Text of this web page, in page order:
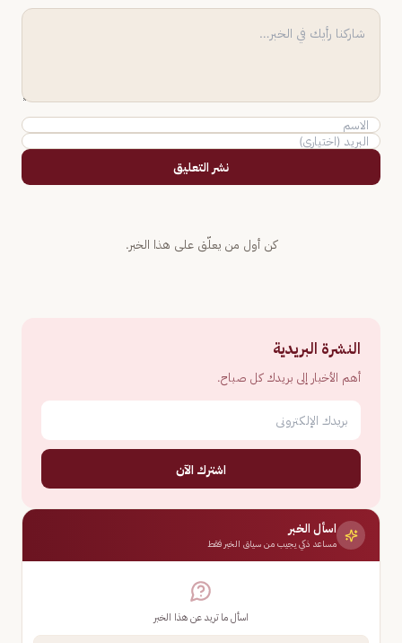
نشر التعليق
كن أول من يعلّق على هذا الخبر.
النشرة البريدية
أهم الأخبار إلى بريدك كل صباح.
اشترك الآن
اسأل الخبر
مساعد ذكي يجيب من سياق الخبر فقط
اسأل ما تريد عن هذا الخبر